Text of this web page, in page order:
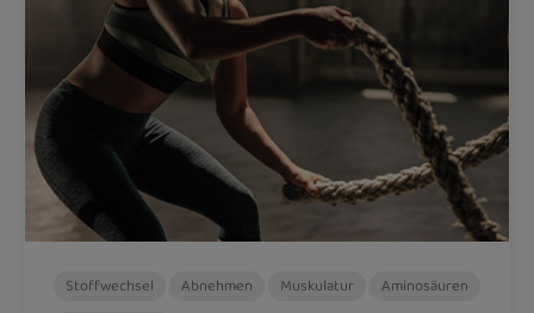
Stoffwechsel Abnehmen Muskulatur
Aminosäuren